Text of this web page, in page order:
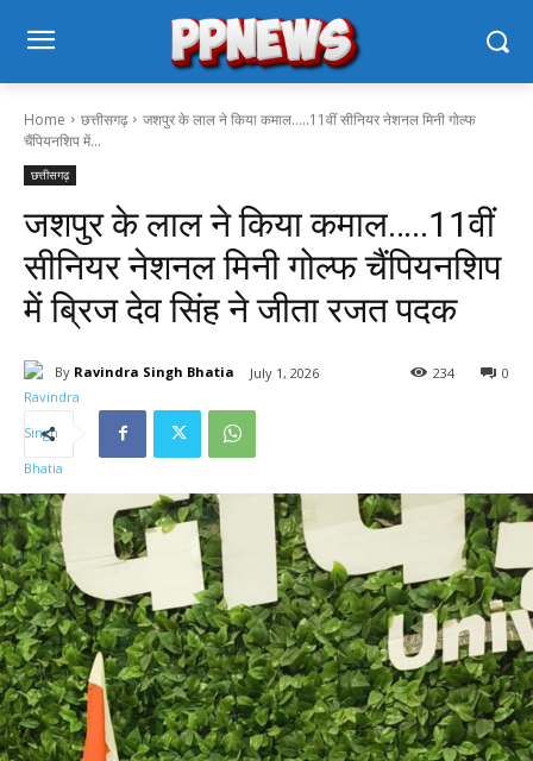
Home छत्तीसगढ़
जशपुर के लाल ने किया कमाल…..11वीं सीनियर नेशनल मिनी गोल्फ
चैंपियनशिप में...
छत्तीसगढ़
जशपुर के लाल ने किया कमाल…..11वीं
सीनियर नेशनल मिनी गोल्फ चैंपियनशिप
में ब्रिज देव सिंह ने जीता रजत पदक
By Ravindra Singh Bhatia July 1, 2026 0
234